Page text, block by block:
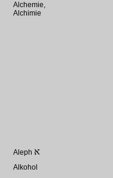
Alchemie,
Alchimie
Aleph א
Alkohol